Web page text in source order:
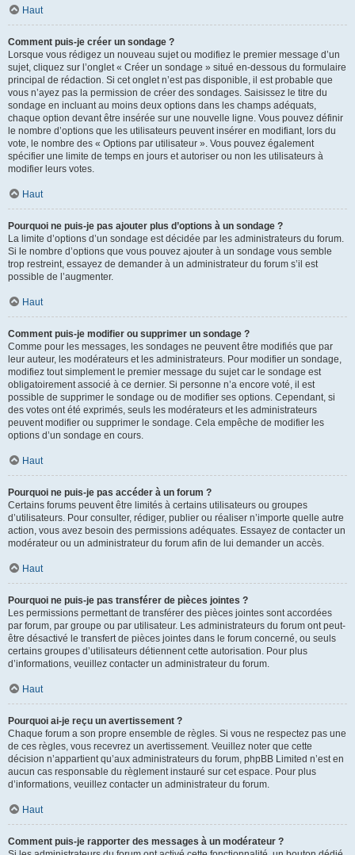
Haut
Comment puis-je créer un sondage ?
Lorsque vous rédigez un nouveau sujet ou modifiez le premier message d’un
sujet, cliquez sur l’onglet « Créer un sondage » situé en-dessous du formulaire
principal de rédaction. Si cet onglet n’est pas disponible, il est probable que
vous n’ayez pas la permission de créer des sondages. Saisissez le titre du
sondage en incluant au moins deux options dans les champs adéquats,
chaque option devant être insérée sur une nouvelle ligne. Vous pouvez définir
le nombre d’options que les utilisateurs peuvent insérer en modifiant, lors du
vote, le nombre des « Options par utilisateur ». Vous pouvez également
spécifier une limite de temps en jours et autoriser ou non les utilisateurs à
modifier leurs votes.
Haut
Pourquoi ne puis-je pas ajouter plus d’options à un sondage ?
La limite d’options d’un sondage est décidée par les administrateurs du forum.
Si le nombre d’options que vous pouvez ajouter à un sondage vous semble
trop restreint, essayez de demander à un administrateur du forum s’il est
possible de l’augmenter.
Haut
Comment puis-je modifier ou supprimer un sondage ?
Comme pour les messages, les sondages ne peuvent être modifiés que par
leur auteur, les modérateurs et les administrateurs. Pour modifier un sondage,
modifiez tout simplement le premier message du sujet car le sondage est
obligatoirement associé à ce dernier. Si personne n’a encore voté, il est
possible de supprimer le sondage ou de modifier ses options. Cependant, si
des votes ont été exprimés, seuls les modérateurs et les administrateurs
peuvent modifier ou supprimer le sondage. Cela empêche de modifier les
options d’un sondage en cours.
Haut
Pourquoi ne puis-je pas accéder à un forum ?
Certains forums peuvent être limités à certains utilisateurs ou groupes
d’utilisateurs. Pour consulter, rédiger, publier ou réaliser n’importe quelle autre
action, vous avez besoin des permissions adéquates. Essayez de contacter un
modérateur ou un administrateur du forum afin de lui demander un accès.
Haut
Pourquoi ne puis-je pas transférer de pièces jointes ?
Les permissions permettant de transférer des pièces jointes sont accordées
par forum, par groupe ou par utilisateur. Les administrateurs du forum ont peut-
être désactivé le transfert de pièces jointes dans le forum concerné, ou seuls
certains groupes d’utilisateurs détiennent cette autorisation. Pour plus
d’informations, veuillez contacter un administrateur du forum.
Haut
Pourquoi ai-je reçu un avertissement ?
Chaque forum a son propre ensemble de règles. Si vous ne respectez pas une
de ces règles, vous recevrez un avertissement. Veuillez noter que cette
décision n’appartient qu’aux administrateurs du forum, phpBB Limited n’est en
aucun cas responsable du règlement instauré sur cet espace. Pour plus
d’informations, veuillez contacter un administrateur du forum.
Haut
Comment puis-je rapporter des messages à un modérateur ?